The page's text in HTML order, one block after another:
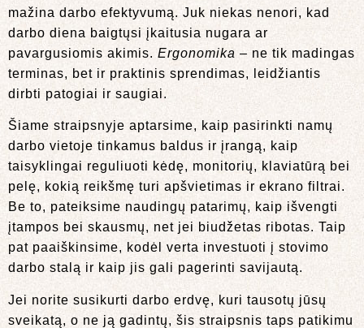
mažina darbo efektyvumą. Juk niekas nenori, kad
darbo diena baigtųsi įkaitusia nugara ar
pavargusiomis akimis. Ergonomika – ne tik madingas
terminas, bet ir praktinis sprendimas, leidžiantis
dirbti patogiai ir saugiai.
Šiame straipsnyje aptarsime, kaip pasirinkti namų
darbo vietoje tinkamus baldus ir įrangą, kaip
taisyklingai reguliuoti kėdę, monitorių, klaviatūrą bei
pelę, kokią reikšmę turi apšvietimas ir ekrano filtrai.
Be to, pateiksime naudingų patarimų, kaip išvengti
įtampos bei skausmų, net jei biudžetas ribotas. Taip
pat paaiškinsime, kodėl verta investuoti į stovimo
darbo stalą ir kaip jis gali pagerinti savijautą.
Jei norite susikurti darbo erdvę, kuri tausotų jūsų
sveikatą, o ne ją gadintų, šis straipsnis taps patikimu